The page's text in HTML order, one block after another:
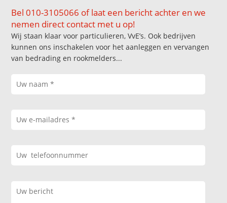
Bel 010-3105066 of laat een bericht achter en we
nemen direct contact met u op!
Wij staan klaar voor particulieren, VvE’s. Ook bedrijven
kunnen ons inschakelen voor het aanleggen en vervangen
van bedrading en rookmelders...